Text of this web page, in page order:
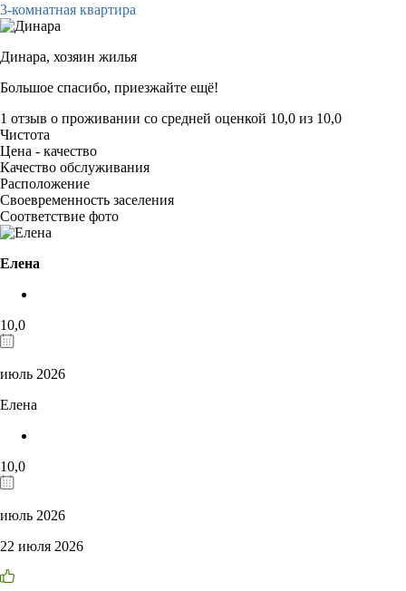
3-комнатная квартира
Динара, хозяин жилья
Большое спасибо, приезжайте ещё!
1 отзыв о проживании со средней оценкой 10,0 из 10,0
Чистота
Цена - качество
Качество обслуживания
Расположение
Своевременность заселения
Соответствие фото
Елена
10,0
июль 2026
Елена
10,0
июль 2026
22 июля 2026